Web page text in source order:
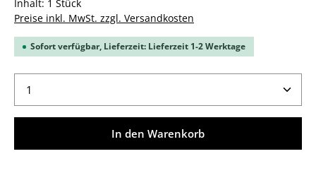
Inhalt: 1 Stück
Preise inkl. MwSt. zzgl. Versandkosten
Sofort verfügbar, Lieferzeit: Lieferzeit 1-2 Werktage
Produkt Anzahl: Gib den gewünschten Wert ein
In den Warenkorb